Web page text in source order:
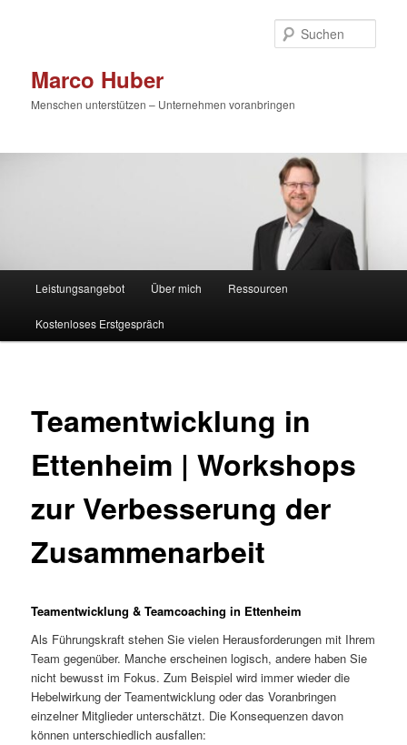
Marco Huber
Menschen unterstützen – Unternehmen voranbringen
Leistungsangebot Über mich Ressourcen
Kostenloses Erstgespräch
Teamentwicklung in
Ettenheim | Workshops
zur Verbesserung der
Zusammenarbeit
Teamentwicklung & Teamcoaching in Ettenheim
Als Führungskraft stehen Sie vielen Herausforderungen mit Ihrem
Team gegenüber. Manche erscheinen logisch, andere haben Sie
nicht bewusst im Fokus. Zum Beispiel wird immer wieder die
Hebelwirkung der Teamentwicklung oder das Voranbringen
einzelner Mitglieder unterschätzt. Die Konsequenzen davon
können unterschiedlich ausfallen: